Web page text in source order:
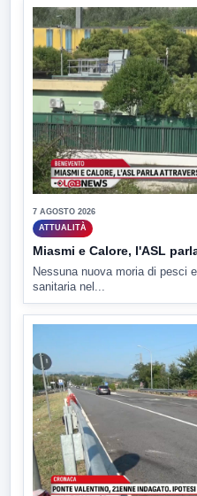
7 AGOSTO 2026
ATTUALITÀ
Miasmi e Calore, l'ASL
Nessuna nuova moria di pesci
sanitaria nel...